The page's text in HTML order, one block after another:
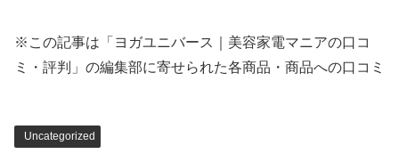
※この記事は「ヨガユニバース｜美容家電マニアの口コ
ミ・評判」の編集部に寄せられた各商品・商品への口コミ
Uncategorized